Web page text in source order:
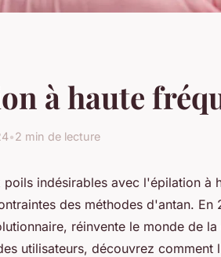
à haute
•2 min de lecture
poils indésirables avec l'épilation à
des méthodes d'antan.
réinvente le monde de
utilisateurs, découvrez